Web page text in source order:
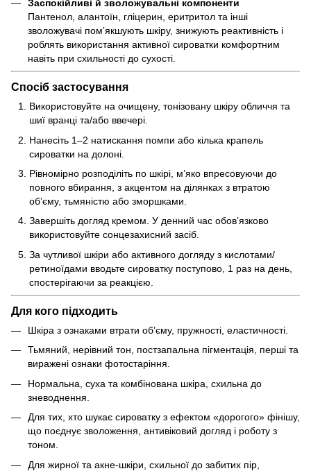
Заспокійливі й зволожувальні компоненти
Пантенол, алантоїн, гліцерин, еритритол та інші
зволожувачі помʼякшують шкіру, знижують реактивність і
роблять використання активної сироватки комфортним
навіть при схильності до сухості.
Спосіб застосування
Використовуйте на очищену, тонізовану шкіру обличчя та
шиї вранці та/або ввечері.
Нанесіть 1–2 натискання помпи або кілька крапель
сироватки на долоні.
Рівномірно розподіліть по шкірі, мʼяко впресовуючи до
повного вбирання, з акцентом на ділянках з втратою
обʼєму, тьмяністю або зморшками.
Завершіть догляд кремом. У денний час обовʼязково
використовуйте сонцезахисний засіб.
За чутливої шкіри або активного догляду з кислотами/
ретиноїдами вводьте сироватку поступово, 1 раз на день,
спостерігаючи за реакцією.
Для кого підходить
Шкіра з ознаками втрати обʼєму, пружності, еластичності.
Тьмяний, нерівний тон, постзапальна пігментація, перші та
виражені ознаки фотостаріння.
Нормальна, суха та комбінована шкіра, схильна до
зневоднення.
Для тих, хто шукає сироватку з ефектом «дорогого» фінішу,
що поєднує зволоження, антивіковий догляд і роботу з
тоном.
Для жирної та акне-шкіри, схильної до забитих пір,